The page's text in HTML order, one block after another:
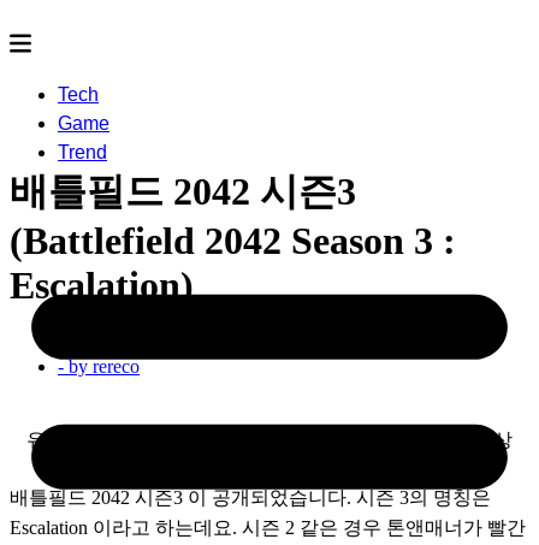
Tech
Game
Trend
배틀필드 2042 시즌3
(Battlefield 2042 Season 3 :
Escalation)
- byrereco
유튜브에 공개된 배틀필드 2042 시즌 3 에스컬레이션 영상
배틀필드 2042 시즌3 이 공개되었습니다. 시즌 3의 명칭은
Escalation 이라고 하는데요. 시즌 2 같은 경우 톤앤매너가 빨간